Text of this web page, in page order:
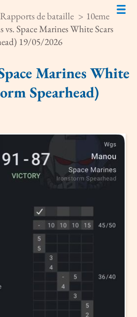
Rapports de bataille
10eme
vs. Space Marines White Scars
19/05/2026
Marines White
Spearhead)